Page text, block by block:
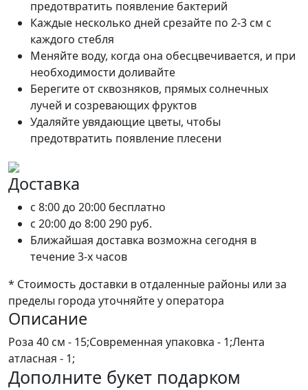
предотвратить появление бактерий
Каждые несколько дней срезайте по 2-3 см с
каждого стебля
Меняйте воду, когда она обесцвечивается, и при
необходимости доливайте
Берегите от сквозняков, прямых солнечных
лучей и созревающих фруктов
Удаляйте увядающие цветы, чтобы
предотвратить появление плесени
Доставка
c 8:00 до 20:00 бесплатно
c 20:00 до 8:00290 руб.
Ближайшая доставка возможна сегодня в
течение 3-х часов
* Стоимость доставки в отдаленные районы или за
пределы города уточняйте у оператора
Описание
Роза 40 см - 15;Современная упаковка - 1;Лента
атласная - 1;
Дополните букет подарком